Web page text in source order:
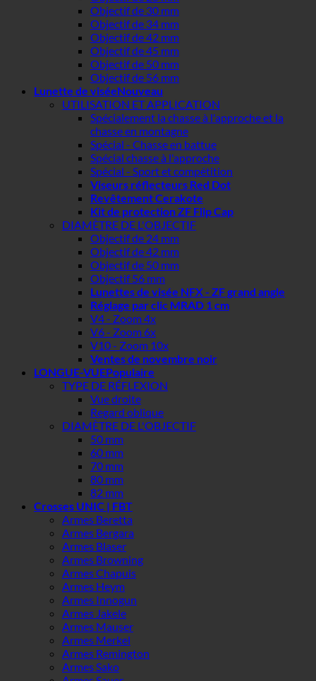
Objectif de 30 mm
Objectif de 34 mm
Objectif de 42 mm
Objectif de 45 mm
Objectif de 50 mm
Objectif de 56 mm
Lunette de visée
UTILISATION ET APPLICATION
Spécialement la chasse à l'approche et la
chasse en montagne
Spécial - Chasse en battue
Spécial chasse à l'approche
Spécial - Sport et compétition
Viseurs réflecteurs Red Dot
Revêtement Cerakote
Kit de protection ZF Flip Cap
DIAMÈTRE DE L'OBJECTIF
Objectif de 24 mm
Objectif de 42 mm
Objectif de 50 mm
Objectif 56 mm
Lunettes de visée NFX - ZF grand angle
Réglage par clic MRAD 1 cm
V4 - Zoom 4x
V6 - Zoom 6x
V10 - Zoom 10x
Ventes de novembre noir
LONGUE-VUE
TYPE DE RÉFLEXION
Vue droite
Regard oblique
DIAMÈTRE DE L'OBJECTIF
50 mm
60 mm
70 mm
80 mm
82 mm
Crosses UNIC | FBT
Armes Beretta
Armes Bergara
Armes Blaser
Armes Browning
Armes Chapuis
Armes Heym
Armes Innogun
Armes Jakele
Armes Mauser
Armes Merkel
Armes Remington
Armes Sako